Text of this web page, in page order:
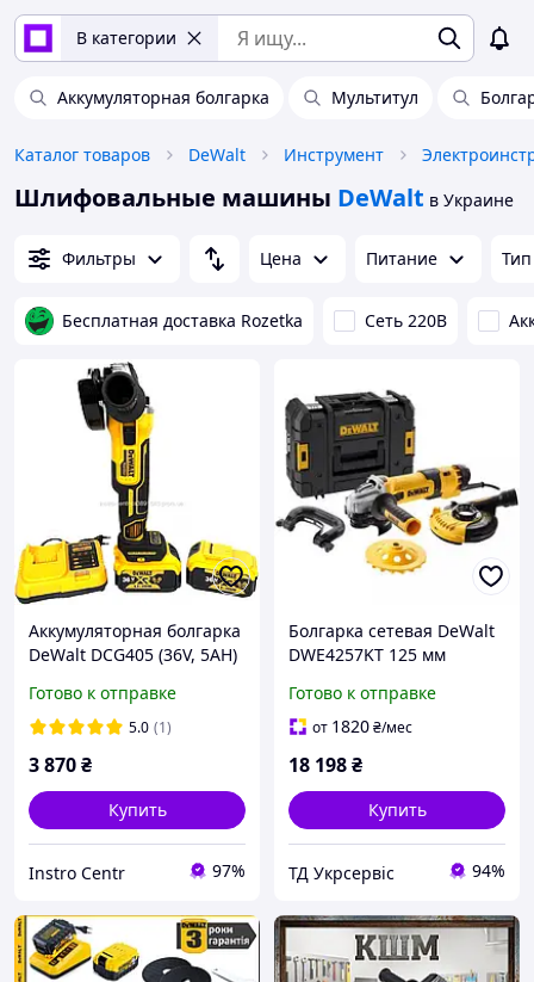
В категории
Аккумуляторная болгарка Мультитул
Каталог товаров DeWalt Инструмент
Шлифовальные машины DeWalt в Украине
Фильтры Цена Питание
Бесплатная доставка Rozetka Сеть 220В
Аккумуляторная болгарка
DeWalt DCG405 (36V, 5AH)
(УШМ Dewalt)
Готово к отправке
5.0 (1)
3 870₴
Купить
Instro Centr 97%
Болгарка сетевая DeWalt
DWE4257KT 125 мм
Готово к отправке
от 1820₴/мес
18 198₴
Купить
ТД Укрсервіс 94%